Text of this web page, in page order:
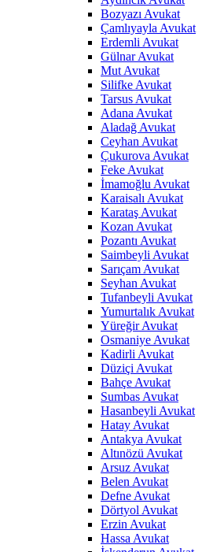
Bozyazı Avukat
Çamlıyayla Avukat
Erdemli Avukat
Gülnar Avukat
Mut Avukat
Silifke Avukat
Tarsus Avukat
Adana Avukat
Aladağ Avukat
Ceyhan Avukat
Çukurova Avukat
Feke Avukat
İmamoğlu Avukat
Karaisalı Avukat
Karataş Avukat
Kozan Avukat
Pozantı Avukat
Saimbeyli Avukat
Sarıçam Avukat
Seyhan Avukat
Tufanbeyli Avukat
Yumurtalık Avukat
Yüreğir Avukat
Osmaniye Avukat
Kadirli Avukat
Düziçi Avukat
Bahçe Avukat
Sumbas Avukat
Hasanbeyli Avukat
Hatay Avukat
Antakya Avukat
Altınözü Avukat
Arsuz Avukat
Belen Avukat
Defne Avukat
Dörtyol Avukat
Erzin Avukat
Hassa Avukat